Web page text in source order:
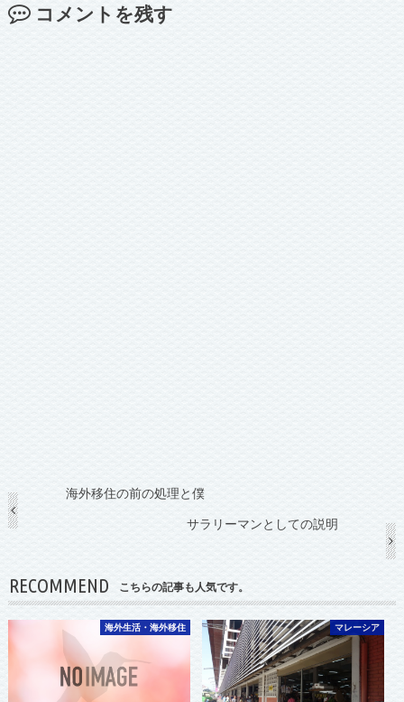
コメントを残す
海外移住の前の処理と僕
サラリーマンとしての説明
RECOMMEND こちらの記事も人気です。
海外生活・海外移住 マレーシア